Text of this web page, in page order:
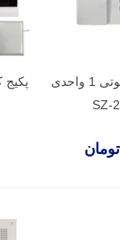
پکیج کامل آیفون صوتی 1 واحدی